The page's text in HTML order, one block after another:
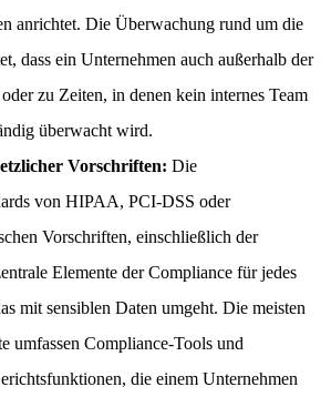
anrichtet. Die Überwachung rund um die
dass ein Unternehmen auch außerhalb der
zu Zeiten, in denen kein internes Team
überwacht wird.
Vorschriften: Die
von HIPAA, PCI-DSS oder
Vorschriften, einschließlich der
Elemente der Compliance für jedes
mit sensiblen Daten umgeht. Die meisten
umfassen Compliance-Tools und
die einem Unternehmen